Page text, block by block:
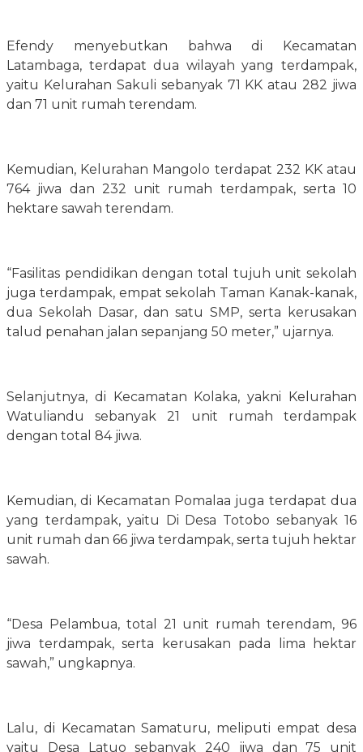
Efendy menyebutkan bahwa di Kecamatan
Latambaga, terdapat dua wilayah yang terdampak,
yaitu Kelurahan Sakuli sebanyak 71 KK atau 282 jiwa
dan 71 unit rumah terendam.
​Kemudian, Kelurahan Mangolo terdapat 232 KK atau
764 jiwa dan 232 unit rumah terdampak, serta 10
hektare sawah terendam.
“Fasilitas pendidikan dengan total tujuh unit sekolah
juga terdampak, empat sekolah Taman Kanak-kanak,
dua Sekolah Dasar, dan satu SMP, serta kerusakan
talud penahan jalan sepanjang 50 meter,” ujarnya.
​Selanjutnya, di Kecamatan Kolaka, yakni Kelurahan
Watuliandu sebanyak 21 unit rumah terdampak
dengan total 84 jiwa.
​Kemudian, di Kecamatan Pomalaa juga terdapat dua
yang terdampak, yaitu Di Desa Totobo sebanyak 16
unit rumah dan 66 jiwa terdampak, serta tujuh hektar
sawah.
“Desa Pelambua, total 21 unit rumah terendam, 96
jiwa terdampak, serta kerusakan pada lima hektar
sawah,” ungkapnya.
​Lalu, di Kecamatan Samaturu, meliputi empat desa
yaitu Desa Latuo sebanyak 240 jiwa dan 75 unit